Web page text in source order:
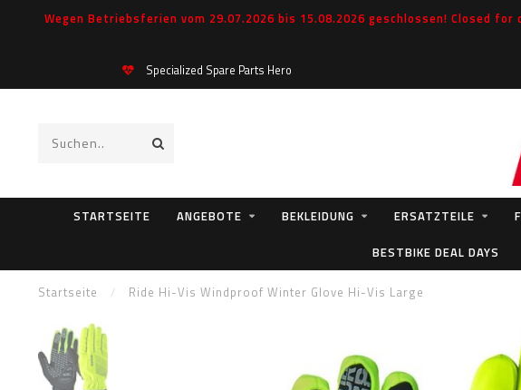
Wegen Betriebsferien vom 29.07.2026 bis 15.08.2026 geschlossen! Closed
Specialized Spare Parts Hero
STARTSEITE ANGEBOTE BEKLEIDUNG ERSATZTEILE
BESTBIKE DEAL DAYS
Startseite / Ride Hi-Vis Windproof Winter Glove Hi-Vis Large